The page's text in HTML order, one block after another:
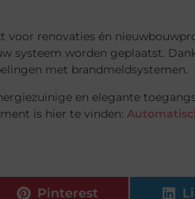
renovaties én
systeem worden geplaatst.
met brandmeldsystemen.
en elegante
is hier te vinden:
Pinterest